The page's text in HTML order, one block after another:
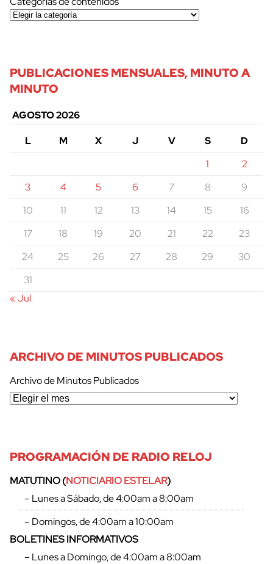
PUBLICACIONES MENSUALES, MINUTO A
MINUTO
AGOSTO 2026
L
M X J V S
D
1
2
3
4 5 6 7 8
9
10
11 12 13 14 15
16
17
18 19 20 21 22
23
24
25 26 27 28 29
30
31
« Jul
ARCHIVO DE MINUTOS PUBLICADOS
Archivo de Minutos Publicados
PROGRAMACIÓN DE RADIO RELOJ
MATUTINO (NOTICIARIO ESTELAR)
– Lunes a Sábado, de 4:00am a 8:00am
– Domingos, de 4:00am a 10:00am
BOLETINES INFORMATIVOS
– Lunes a Domingo, de 4:00am a 8:00am